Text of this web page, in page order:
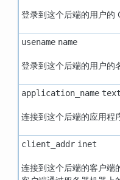
登录到这个后端的用户的
usename name
登录到这个后端的用户的
application_name text
连接到这个后端的应用程
client_addr inet
连接到这个后端的客户端